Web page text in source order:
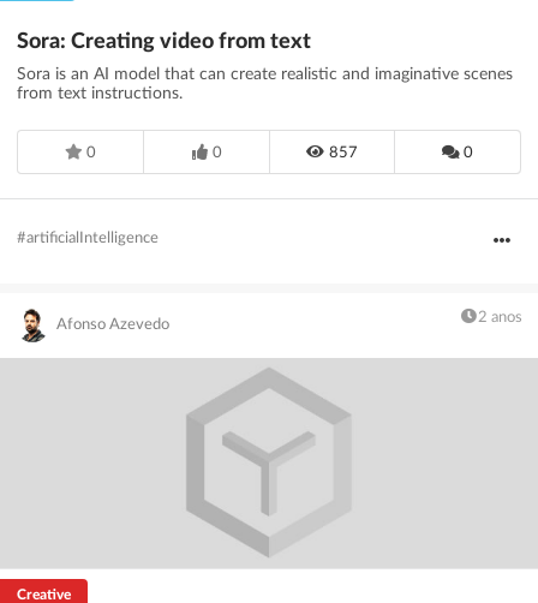
Sora: Creating video from text
Sora is an AI model that can create realistic and imaginative scenes
from text instructions.
0 0 857 0
#artificialIntelligence
Afonso Azevedo 2 anos
Creative